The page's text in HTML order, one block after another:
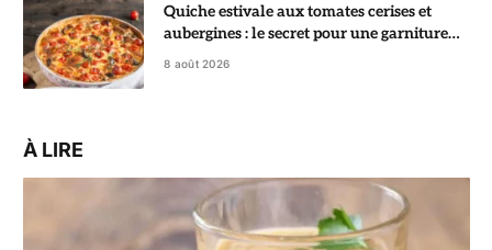
Quiche estivale aux tomates cerises et
aubergines : le secret pour une garniture
fondante
8 août 2026
À LIRE